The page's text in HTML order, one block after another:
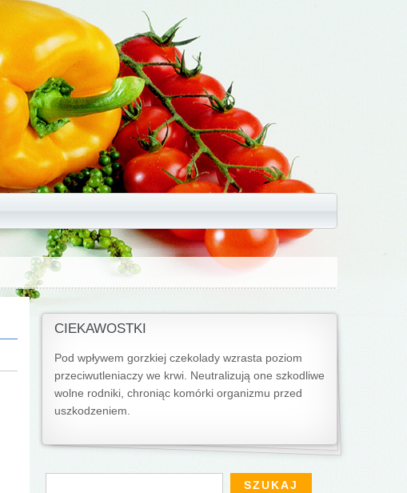
CIEKAWOSTKI
Pod wpływem gorzkiej czekolady wzrasta poziom
przeciwutleniaczy we krwi. Neutralizują one szkodliwe
wolne rodniki, chroniąc komórki organizmu przed
uszkodzeniem.
Formularz wyszukiwania
Szukaj